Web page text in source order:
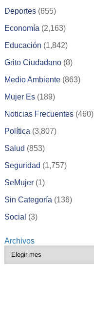
Deportes (655)
Economía (2,163)
Educación (1,842)
Grito Ciudadano (8)
Medio Ambiente (863)
Mujer Es (189)
Noticias Frecuentes (460)
Política (3,807)
Salud (853)
Seguridad (1,757)
SeMujer (1)
Sin Categoría (136)
Social (3)
Archivos